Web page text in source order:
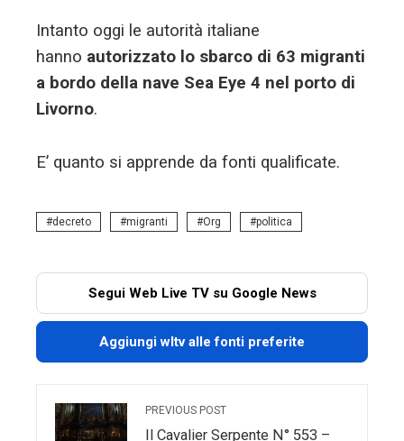
Intanto oggi le autorità italiane
hanno autorizzato lo sbarco di 63 migranti
a bordo della nave Sea Eye 4 nel porto di
Livorno.
E’ quanto si apprende da fonti qualificate.
decreto migranti Org politica
Segui Web Live TV su Google News
Aggiungi wltv alle fonti preferite
PREVIOUS POST
Il Cavalier Serpente N° 553 –